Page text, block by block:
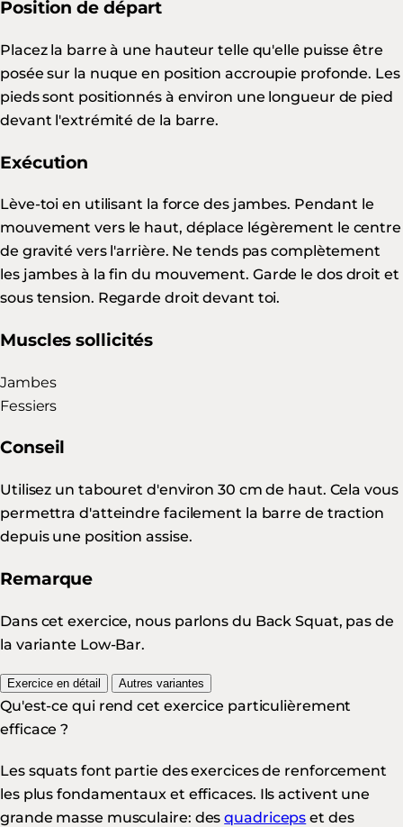
Position de départ
Placez la barre à une hauteur telle qu'elle puisse être
posée sur la nuque en position accroupie profonde. Les
pieds sont positionnés à environ une longueur de pied
devant l'extrémité de la barre.
Exécution
Lève-toi en utilisant la force des jambes. Pendant le
mouvement vers le haut, déplace légèrement le centre
de gravité vers l'arrière. Ne tends pas complètement
les jambes à la fin du mouvement. Garde le dos droit et
sous tension. Regarde droit devant toi.
Muscles sollicités
Jambes
Fessiers
Conseil
Utilisez un tabouret d'environ 30 cm de haut. Cela vous
permettra d'atteindre facilement la barre de traction
depuis une position assise.
Remarque
Dans cet exercice, nous parlons du Back Squat, pas de
la variante Low-Bar.
Exercice en détail Autres variantes
Qu'est-ce qui rend cet exercice particulièrement
efficace ?
Les squats font partie des exercices de renforcement
les plus fondamentaux et efficaces. Ils activent une
grande masse musculaire: desquadriceps et des